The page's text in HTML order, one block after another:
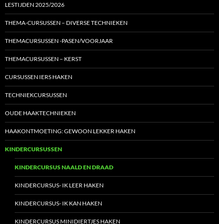
LESTIJDEN 2025/2026
THEMA-CURSUSSEN – DIVERSE TECHNIEKEN
THEMACURSUSSEN -PASEN/VOORJAAR
THEMACURSUSSEN – KERST
CURSUSSEN IERS HAKEN
TECHNIEKCURSUSSEN
OUDE HAAKTECHNIEKEN
HAAKONTMOETING: GEWOON LEKKER HAKEN
KINDERCURSUSSEN
KINDERCURSUS NAALD EN DRAAD
KINDERCURSUS- IK LEER HAKEN
KINDERCURSUS- IK KAN HAKEN
KINDERCURSUS MINIDIERTJES HAKEN